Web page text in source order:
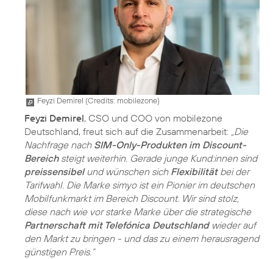
Feyzi Demirel (Credits: mobilezone)
Feyzi Demirel, CSO und COO von mobilezone
Deutschland, freut sich auf die Zusammenarbeit: „Die
Nachfrage nach SIM-Only-Produkten im Discount-
Bereichsteigt weiterhin. Gerade junge Kund:innen sind
preissensibelund wünschen sich Flexibilitätbei der
Tarifwahl. Die Marke simyo ist ein Pionier im deutschen
Mobilfunkmarkt im Bereich Discount. Wir sind stolz,
diese nach wie vor starke Marke über die strategische
Partnerschaft mit Telefónica Deutschlandwieder auf
den Markt zu bringen - und das zu einem herausragend
günstigen Preis.“